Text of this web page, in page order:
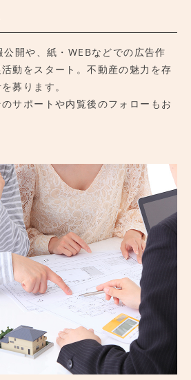
開や、紙・WEBなどでの広告作
動をスタート。不動産の魅力を存
募ります。
サポートや内覧後のフォローもお